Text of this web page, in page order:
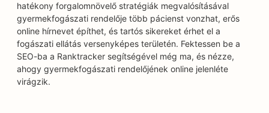
hatékony forgalomnövelő stratégiák megvalósításával
gyermekfogászati rendelője több pácienst vonzhat, erős
online hírnevet építhet, és tartós sikereket érhet el a
fogászati ellátás versenyképes területén. Fektessen be a
SEO-ba a Ranktracker segítségével még ma, és nézze,
ahogy gyermekfogászati rendelőjének online jelenléte
virágzik.